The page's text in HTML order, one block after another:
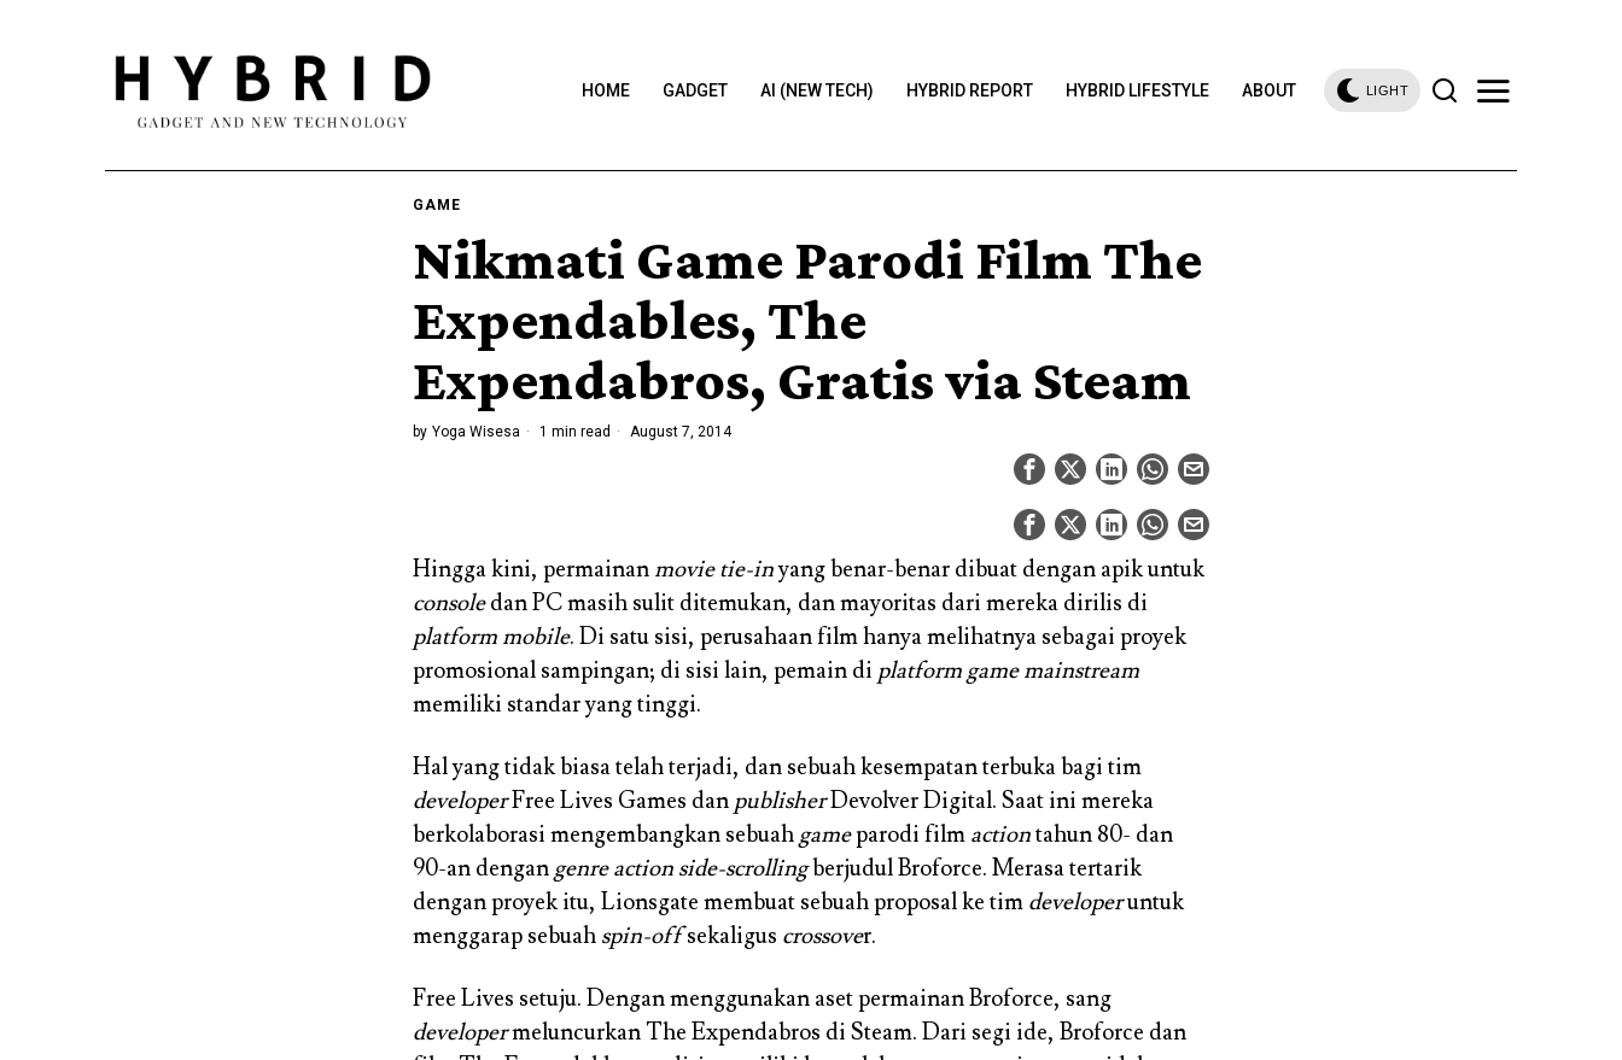
HOME GADGET AI (NEW TECH) HYBRID REPORT HYBRID LIFESTYLE ABOUT LIGHT
GAME
Nikmati Game Parodi Film The
Expendables, The
Expendabros, Gratis via Steam
by Yoga Wisesa 1 min read August 7, 2014
Hingga kini, permainan movie tie-inyang benar-benar dibuat dengan apik untuk
consoledan PC masih sulit ditemukan, dan mayoritas dari mereka dirilis di
platform mobile. Di satu sisi, perusahaan film hanya melihatnya sebagai proyek
promosional sampingan; di sisi lain, pemain di platform game mainstream
memiliki standar yang tinggi.
Hal yang tidak biasa telah terjadi, dan sebuah kesempatan terbuka bagi tim
developerFree Lives Games dan publisherDevolver Digital. Saat ini mereka
berkolaborasi mengembangkan sebuah gameparodi film actiontahun 80- dan
90-an dengan genre action side-scrollingberjudul Broforce. Merasa tertarik
dengan proyek itu, Lionsgate membuat sebuah proposal ke tim developeruntuk
menggarap sebuah spin-offsekaligus crossover.
Free Lives setuju. Dengan menggunakan aset permainan Broforce, sang
developermeluncurkan The Expendabros di Steam. Dari segi ide, Broforce dan